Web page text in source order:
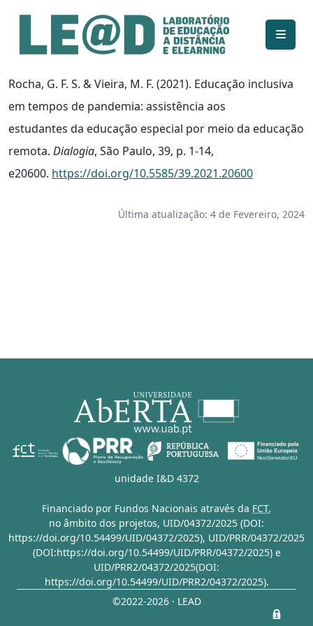
Ir para o conteúdo principal
Informações de acessibilidade
Mapa do site
Rocha, G. F. S. & Vieira, M. F. (2021). Educação inclusiva
em tempos de pandemia: assistência aos
estudantes da educação especial por meio da educação
remota. Dialogia, São Paulo, 39, p. 1-14,
e20600. https://doi.org/10.5585/39.2021.20600
Última atualização: 4 de Fevereiro, 2024
unidade I&D 4372
Financiado por Fundos Nacionais através da FCT,
no âmbito dos projetos, UID/04372/2025 (DOI:
https://doi.org/10.54499/UID/04372/2025), UID/PRR/04372/2025
(DOI:https://doi.org/10.54499/UID/PRR/04372/2025)e
UID/PRR2/04372/2025(DOI:
https://doi.org/10.54499/UID/PRR2/04372/2025).
©2022-2026 · LEAD